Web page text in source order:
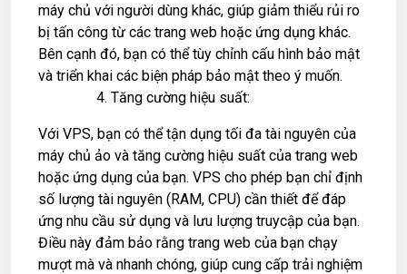
máy chủ với người dùng khác, giúp giảm thiểu rủi ro
bị tấn công từ các trang web hoặc ứng dụng khác.
Bên cạnh đó, bạn có thể tùy chỉnh cấu hình bảo mật
và triển khai các biện pháp bảo mật theo ý muốn.
Tăng cường hiệu suất:
Với VPS, bạn có thể tận dụng tối đa tài nguyên của
máy chủ ảo và tăng cường hiệu suất của trang web
hoặc ứng dụng của bạn. VPS cho phép bạn chỉ định
số lượng tài nguyên (RAM, CPU) cần thiết để đáp
ứng nhu cầu sử dụng và lưu lượng truycập của bạn.
Điều này đảm bảo rằng trang web của bạn chạy
mượt mà và nhanh chóng, giúp cung cấp trải nghiệm